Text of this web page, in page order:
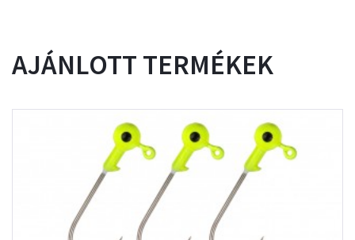
AJÁNLOTT TERMÉKEK